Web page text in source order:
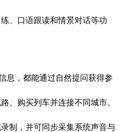
、口语跟读和情景对话等功
息，都能通过自然提问获得参
、购买列车并连接不同城市。
制，并可同步采集系统声音与